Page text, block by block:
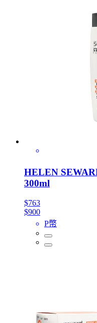
HELEN
300ml
$763
$900
P幣